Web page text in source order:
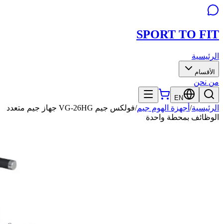
SPORT TO FIT
الرئيسية
الأقسام
من نحن
EN
الرئيسية/ أجهزة الهوم جيم/
فولكس جيم VG-26HG جهاز جيم متعدد
الوظائف بمحطة واحدة